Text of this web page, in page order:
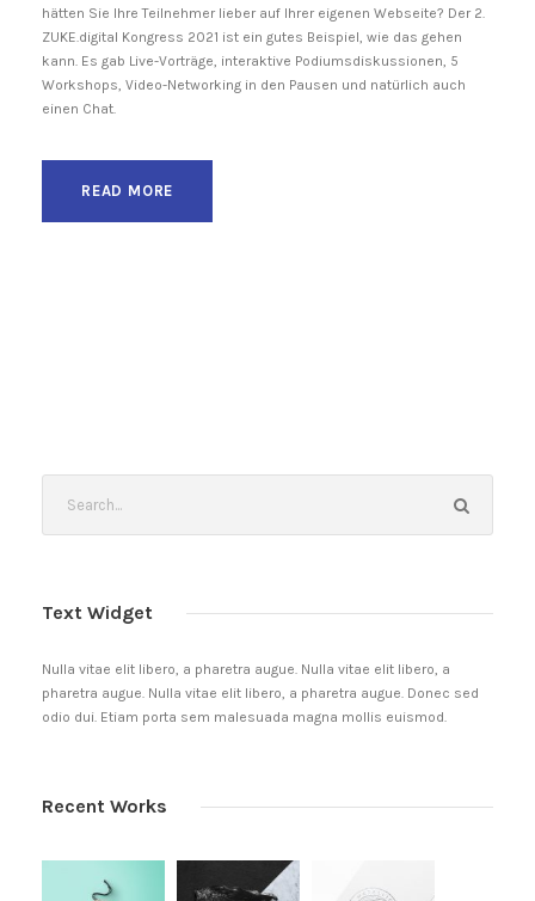
hätten Sie Ihre Teilnehmer lieber auf Ihrer eigenen Webseite? Der 2.
ZUKE.digital Kongress 2021 ist ein gutes Beispiel, wie das gehen
kann. Es gab Live-Vorträge, interaktive Podiumsdiskussionen, 5
Workshops, Video-Networking in den Pausen und natürlich auch
einen Chat.
READ MORE
Text Widget
Nulla vitae elit libero, a pharetra augue. Nulla vitae elit libero, a
pharetra augue. Nulla vitae elit libero, a pharetra augue. Donec sed
odio dui. Etiam porta sem malesuada magna mollis euismod.
Recent Works